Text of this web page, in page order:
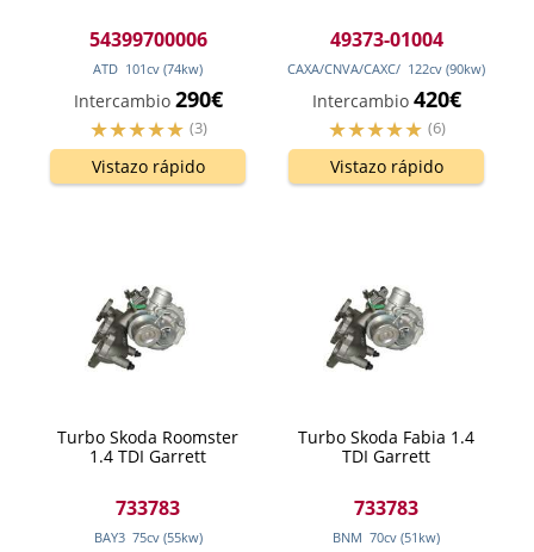
54399700006
ATD 101cv (74kw)
Intercambio 290€
(3)
Vistazo rápido
49373-01004
CAXA/CNVA/CAXC/ 122cv (90kw)
Intercambio 420€
(6)
Vistazo rápido
Turbo Skoda Roomster
1.4 TDI Garrett
733783
BAY3 75cv (55kw)
Turbo Skoda Fabia 1.4
TDI Garrett
733783
BNM 70cv (51 kw)